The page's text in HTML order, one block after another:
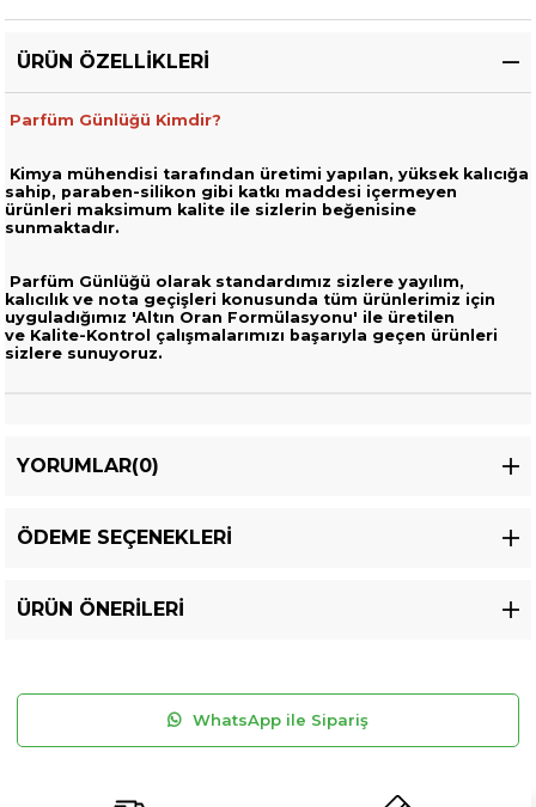
ÜRÜN ÖZELLIKLERI
Parfüm Günlüğü Kimdir?
Kimya mühendisi tarafından üretimi yapılan, yüksek kalıcığa
sahip, paraben-silikon gibi katkı maddesi içermeyen
ürünleri maksimum kalite ile sizlerin beğenisine
sunmaktadır.
Parfüm Günlüğü olarak standardımız sizlere yayılım,
kalıcılık ve nota geçişleri konusunda tüm ürünlerimiz için
uyguladığımız 'Altın Oran Formülasyonu' ile üretilen
ve Kalite-Kontrol çalışmalarımızı başarıyla geçen ürünleri
sizlere sunuyoruz.
YORUMLAR(0)
ÖDEME SEÇENEKLERI
ÜRÜN ÖNERILERI
WhatsApp ile Sipariş